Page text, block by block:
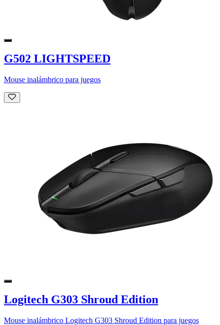
G502 LIGHTSPEED
Mouse inalámbrico para juegos
Logitech G303 Shroud Edition
Mouse inalámbrico Logitech G303 Shroud Edition para juegos